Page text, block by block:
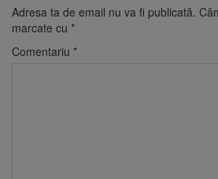
Adresa ta de email nu va fi publicată.
marcate cu *
Comentariu *